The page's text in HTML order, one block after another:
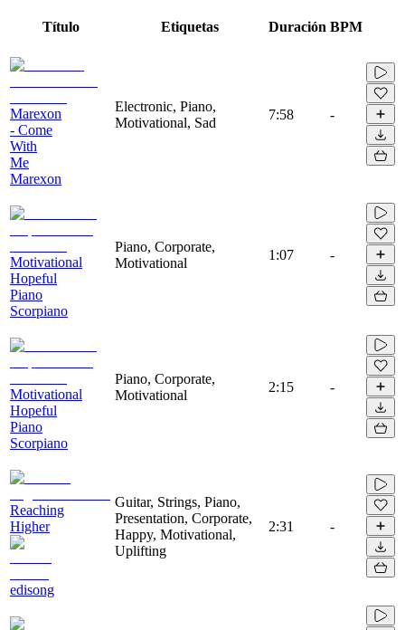
Título Etiquetas Duración BPM
Marexon
- Come
With
Me
Marexon
Electronic, Piano,
Motivational, Sad
7:58 -
Motivational
Hopeful
Piano
Scorpiano
Piano, Corporate,
Motivational
1:07 -
Motivational
Hopeful
Piano
Scorpiano
Piano, Corporate,
Motivational
2:15 -
Reaching
Higher
edisong
Guitar, Strings, Piano,
Presentation, Corporate,
Happy, Motivational,
Uplifting
2:31 -